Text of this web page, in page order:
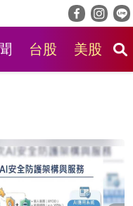
台股 美股